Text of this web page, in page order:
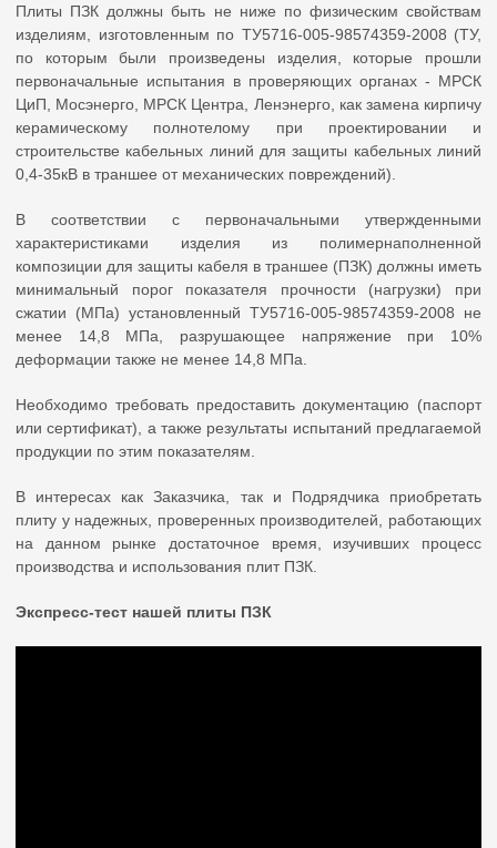
Плиты ПЗК должны быть не ниже по физическим свойствам
изделиям, изготовленным по ТУ5716-005-98574359-2008 (ТУ,
по которым были произведены изделия, которые прошли
первоначальные испытания в проверяющих органах - МРСК
ЦиП, Мосэнерго, МРСК Центра, Ленэнерго, как замена кирпичу
керамическому полнотелому при проектировании и
строительстве кабельных линий для защиты кабельных линий
0,4-35кВ в траншее от механических повреждений).
В соответствии с первоначальными утвержденными
характеристиками изделия из полимернаполненной
композиции для защиты кабеля в траншее (ПЗК) должны иметь
минимальный порог показателя прочности (нагрузки) при
сжатии (МПа) установленный ТУ5716-005-98574359-2008 не
менее 14,8 МПа, разрушающее напряжение при 10%
деформации также не менее 14,8 МПа.
Необходимо требовать предоставить документацию (паспорт
или сертификат), а также результаты испытаний предлагаемой
продукции по этим показателям.
В интересах как Заказчика, так и Подрядчика приобретать
плиту у надежных, проверенных производителей, работающих
на данном рынке достаточное время, изучивших процесс
производства и использования плит ПЗК.
Экспресс-тест нашей плиты ПЗК